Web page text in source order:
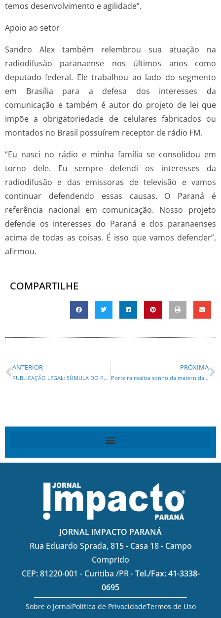
temos desenvolvimento e agilidade”.
Apoio ao setor
Sandro Alex também relembrou sua atuação na
radiodifusão paranaense nos últimos anos como
deputado federal. Ele trabalhou ao lado do segmento
em Brasília para a defesa dos interesses da
comunicação e também é autor do projeto de lei que
impõe a obrigatoriedade de celulares fabricados ou
montados no Brasil possuírem receptor de rádio FM.
“Eu nasci no rádio e minha família se consolidou em
torno dele. Eu sempre defendi os interesses da
radiodifusão e das emissoras de televisão e vamos
continuar defendendo essas causas. O Paraná é
referência nacional em comunicação. Nosso projeto
defende os interesses do Paraná e dos paranaenses
acima de todas as coisas. É isso que vamos defender”,
afirmou.
COMPARTILHE
ANTERIOR
PUBLICAÇÃO LEGAL: SÚMULA DO PEDIDO DA LICENÇA PRÉVIA: POSTO TIO ZICO UBERABA LTDA.
PRÓXIMA
Porteira realiza sonho da maternidade por adoção e recebe apoio especial do sindicato
JORNAL IMPACTO PARANÁ
Rua Eduardo Sprada, 815 - Casa 18 - Campo
Comprido
CEP: 81220-001 - Curitiba /PR -Tel./Fax: 41-3338-
0695
Sobre o JornalPolítica de PrivacidadeTermos de Uso